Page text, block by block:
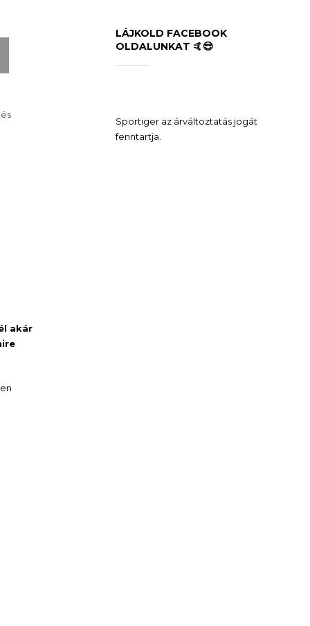
akár
LÁJKOLD FACEBOOK
OLDALUNKAT 🤙😎
Sportiger az árváltoztatás jogát
fenntartja.